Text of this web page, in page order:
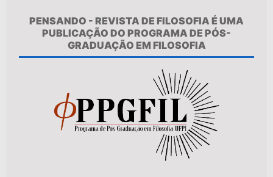
PENSANDO - REVISTA DE FILOSOFIA É UMA
PUBLICAÇÃO DO PROGRAMA DE PÓS-
GRADUAÇÃO EM FILOSOFIA